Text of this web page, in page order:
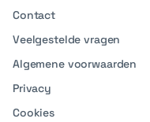
Contact
Veelgestelde vragen
Algemene voorwaarden
Privacy
Cookies